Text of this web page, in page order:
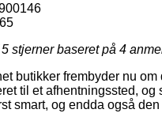
stjerner baseret på 4
butikker frembyder nu
til et afhentningssted,
smart, og endda også